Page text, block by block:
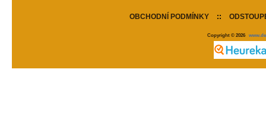
OBCHODNÍ PODMÍNKY ::
Copyright © 2026